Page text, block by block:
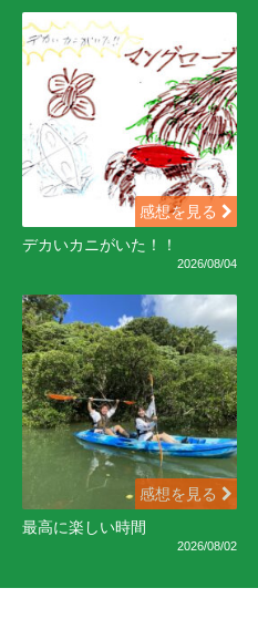
感想を見る
デカいカニがいた！！
2026/08/04
感想を見る
最高に楽しい時間
2026/08/02